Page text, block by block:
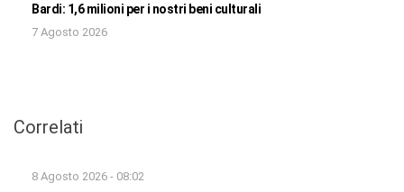
Bardi: 1,6 milioni per i nostri beni culturali
7 Agosto 2026
Correlati
8 Agosto 2026 - 08:02